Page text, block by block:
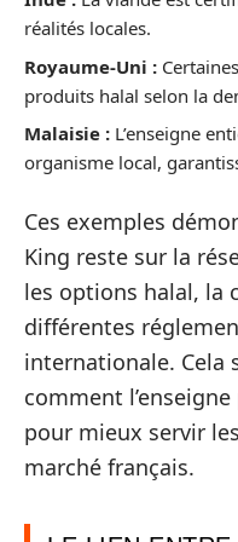
réalités locales.
Royaume-Uni :
produits halal selon la
Malaisie : L’enseigne
organisme local,
Ces exemples
King reste sur la
les options halal, la
différentes
internationale. Cela
comment
pour mieux servir
marché français.